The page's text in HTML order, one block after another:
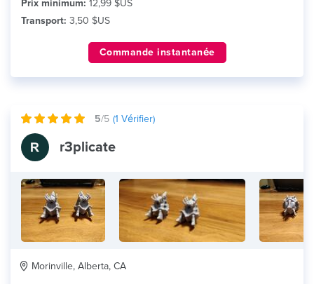
Prix minimum: 12,99 $US
Transport: 3,50 $US
Commande instantanée
5/5 (1 Vérifier)
r3plicate
Morinville, Alberta, CA